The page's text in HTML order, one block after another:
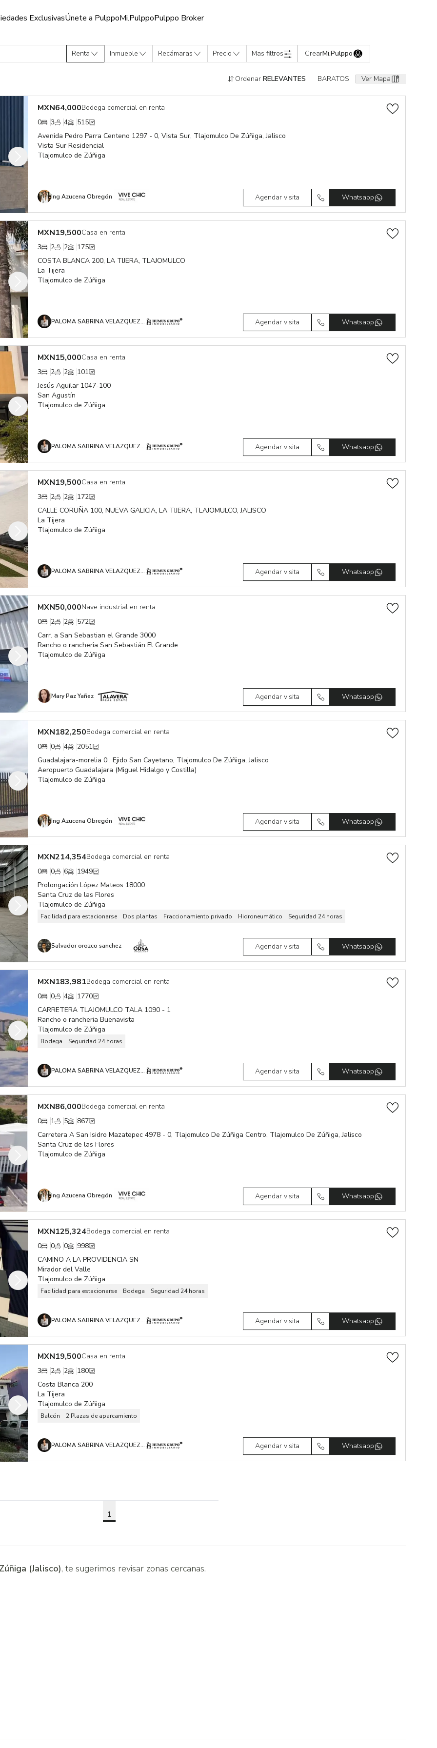
ExclusivasÚnete a PulppoMi.PulppoPulppo Broker
Renta Inmueble Recámaras Precio Mas filtros CrearMi.Pulppo
Ordenar RELEVANTES BARATOS Ver Mapa
MXN64,000Bodega comercial en renta
0
3 4
515
Avenida Pedro Parra Centeno 1297 - 0, Vista Sur, Tlajomulco De Zúñiga, Jalisco
Vista Sur Residencial
Tlajomulco de Zúñiga
Ing Azucena Obregón Agendar visita Whatsapp
MXN19,500Casa en renta
3
2 2
175
COSTA BLANCA 200, LA TIJERA, TLAJOMULCO
La Tijera
Tlajomulco de Zúñiga
PALOMA SABRINA VELAZQUEZ OROZCO Agendar visita Whatsapp
MXN15,000Casa en renta
3
2 2
101
Jesús Aguilar 1047-100
San Agustín
Tlajomulco de Zúñiga
PALOMA SABRINA VELAZQUEZ OROZCO Agendar visita Whatsapp
MXN19,500Casa en renta
3
2 2
172
CALLE CORUÑA 100, NUEVA GALICIA, LA TIJERA, TLAJOMULCO, JALISCO
La Tijera
Tlajomulco de Zúñiga
PALOMA SABRINA VELAZQUEZ OROZCO Agendar visita Whatsapp
MXN50,000Nave industrial en renta
0
2 2
572
Carr. a San Sebastian el Grande 3000
Rancho o rancheria San Sebastián El Grande
Tlajomulco de Zúñiga
Mary Paz Yañez Agendar visita Whatsapp
MXN182,250Bodega comercial en renta
0
0 4
2051
Guadalajara-morelia 0 , Ejido San Cayetano, Tlajomulco De Zúñiga, Jalisco
Aeropuerto Guadalajara (Miguel Hidalgo y Costilla)
Tlajomulco de Zúñiga
Ing Azucena Obregón Agendar visita Whatsapp
MXN214,354Bodega comercial en renta
0
0 6
1949
Prolongación López Mateos 18000
Santa Cruz de las Flores
Tlajomulco de Zúñiga
Facilidad para estacionarse Dos plantas Fraccionamiento privado Hidroneumático Seguridad 24 horas
Salvador orozco sanchez Agendar visita Whatsapp
MXN183,981Bodega comercial en renta
0
0 4
1770
CARRETERA TLAJOMULCO TALA 1090 - 1
Rancho o rancheria Buenavista
Tlajomulco de Zúñiga
Bodega Seguridad 24 horas
PALOMA SABRINA VELAZQUEZ OROZCO Agendar visita Whatsapp
MXN86,000Bodega comercial en renta
0
1 5
867
Carretera A San Isidro Mazatepec 4978 - 0, Tlajomulco De Zúñiga Centro, Tlajomulco De Zúñiga, Jalisco
Santa Cruz de las Flores
Tlajomulco de Zúñiga
Ing Azucena Obregón Agendar visita Whatsapp
MXN125,324Bodega comercial en renta
0
0 0
998
CAMINO A LA PROVIDENCIA SN
Mirador del Valle
Tlajomulco de Zúñiga
Facilidad para estacionarse Bodega Seguridad 24 horas
PALOMA SABRINA VELAZQUEZ OROZCO Agendar visita Whatsapp
MXN19,500Casa en renta
3
2 2
180
Costa Blanca 200
La Tijera
Tlajomulco de Zúñiga
Balcón 2 Plazas de aparcamiento
PALOMA SABRINA VELAZQUEZ OROZCO Agendar visita Whatsapp
1
(Jalisco), te sugerimos revisar zonas cercanas.